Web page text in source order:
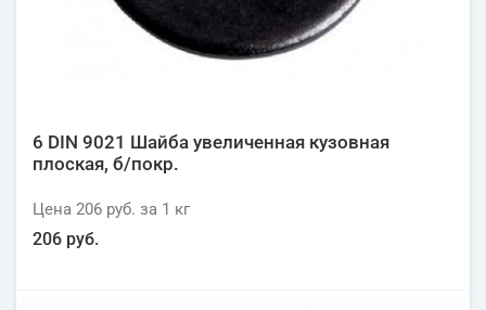
6 DIN 9021 Шайба увеличенная кузовная
плоская, б/покр.
Цена 206 руб. за 1 кг
206 руб.